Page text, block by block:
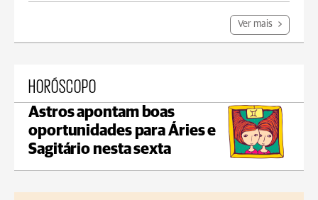
Ver mais
HORÓSCOPO
Astros apontam boas
oportunidades para Áries e
Sagitário nesta sexta